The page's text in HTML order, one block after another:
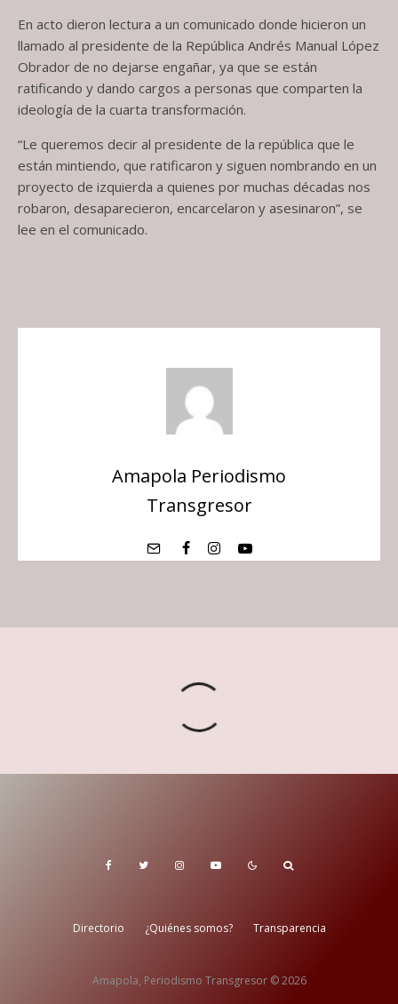
En acto dieron lectura a un comunicado donde hicieron un
llamado al presidente de la República Andrés Manual López
Obrador de no dejarse engañar, ya que se están
ratificando y dando cargos a personas que comparten la
ideología de la cuarta transformación.
“Le queremos decir al presidente de la república que le
están mintiendo, que ratificaron y siguen nombrando en un
proyecto de izquierda a quienes por muchas décadas nos
robaron, desaparecieron, encarcelaron y asesinaron”, se
lee en el comunicado.
Amapola Periodismo
Transgresor
Directorio ¿Quiénes somos? Transparencia
Amapola, Periodismo Transgresor © 2026